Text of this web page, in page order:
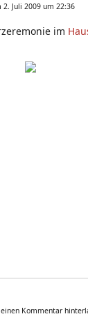
2. Juli 2009 um 22:36
im
Kommentar